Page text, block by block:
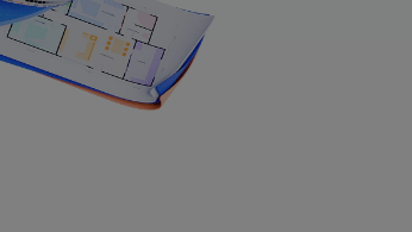
IA de EdrawMind
Creador de IA para
mapa mental.